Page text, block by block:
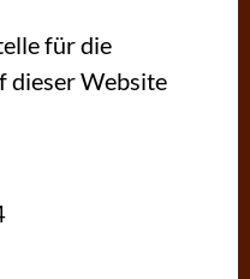
für die
dieser Website